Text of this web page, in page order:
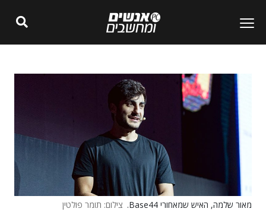
מאור שלמה, האיש שמאחורי Base44. צילום: תומר פולטין